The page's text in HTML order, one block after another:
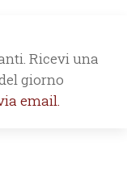
Ricevi una
giorno
email.